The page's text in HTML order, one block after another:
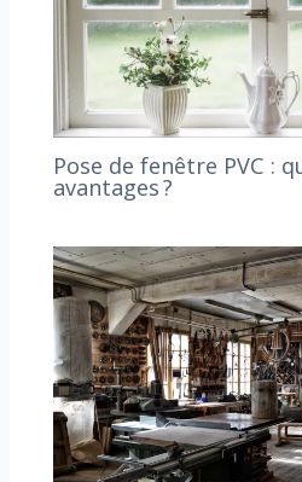
Pose de fenêtre PVC :
avantages ?